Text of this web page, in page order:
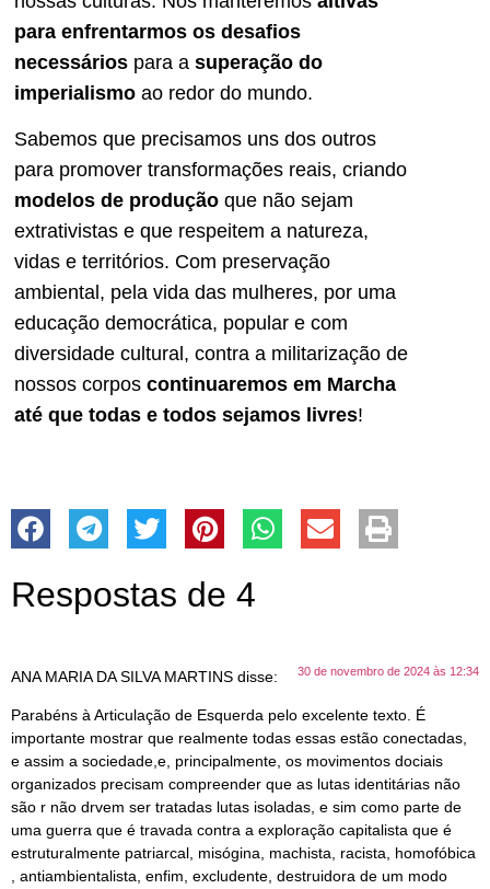
para enfrentarmos os desafios
necessários para a superação do
imperialismo ao redor do mundo.
Sabemos que precisamos uns dos outros
para promover transformações reais, criando
modelos de produção que não sejam
extrativistas e que respeitem a natureza,
vidas e territórios. Com preservação
ambiental, pela vida das mulheres, por uma
educação democrática, popular e com
diversidade cultural, contra a militarização de
nossos corpos continuaremos em Marcha
até que todas e todos sejamos livres!
Respostas de 4
ANA MARIA DA SILVA MARTINS disse: 30 de novembro de 2024 às 12:34
Parabéns à Articulação de Esquerda pelo excelente texto. É
importante mostrar que realmente todas essas estão conectadas,
e assim a sociedade,e, principalmente, os movimentos dociais
organizados precisam compreender que as lutas identitárias não
são r não drvem ser tratadas lutas isoladas, e sim como parte de
uma guerra que é travada contra a exploração capitalista que é
estruturalmente patriarcal, misógina, machista, racista, homofóbica
, antiambientalista, enfim, excludente, destruidora de um modo